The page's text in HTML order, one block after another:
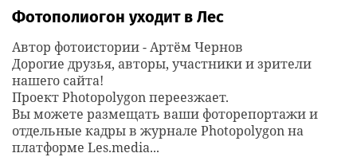
Фотополиогон уходит в Лес
Автор фотоистории - Артём Чернов
Дорогие друзья, авторы, участники и зрители
нашего сайта!
Проект Photopolygon переезжает.
Вы можете размещать ваши фоторепортажи и
отдельные кадры в журнале Photopolygon на
платформе Les.media...